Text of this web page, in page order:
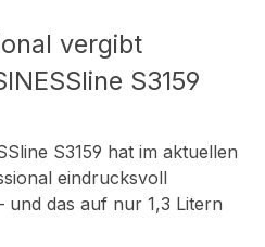
vergibt
S3159
S3159 hat im aktuellen
eindrucksvoll
und das auf nur 1,3 Litern